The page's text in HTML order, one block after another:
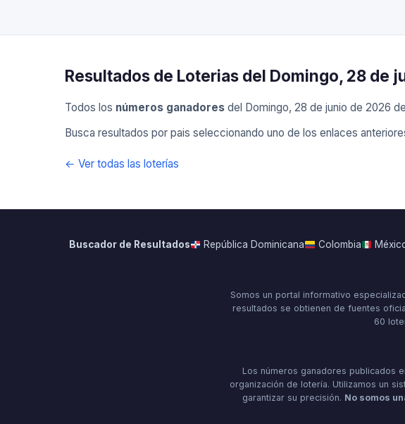
Resultados de Loterias del Domingo, 28 de
Todos los números ganadores del Domingo, 28 de junio de 2026
Busca resultados por pais seleccionando uno de los enlaces
← Ver todas las loterías
Buscador de Resultados República Dominicana Colombia
Somos un portal informativo
resultados se obtienen de fuentes
60
Los números ganadores publicados
organización de lotería. Utilizamos un
garantizar su precisión. No somos